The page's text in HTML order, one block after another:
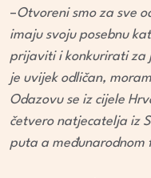
–Otvoreni smo za sve
imaju svoju posebnu
prijaviti i konkurirati za
je uvijek odličan,
Odazovu se iz cijele
četvero natjecatelja iz
puta a međunarodnom